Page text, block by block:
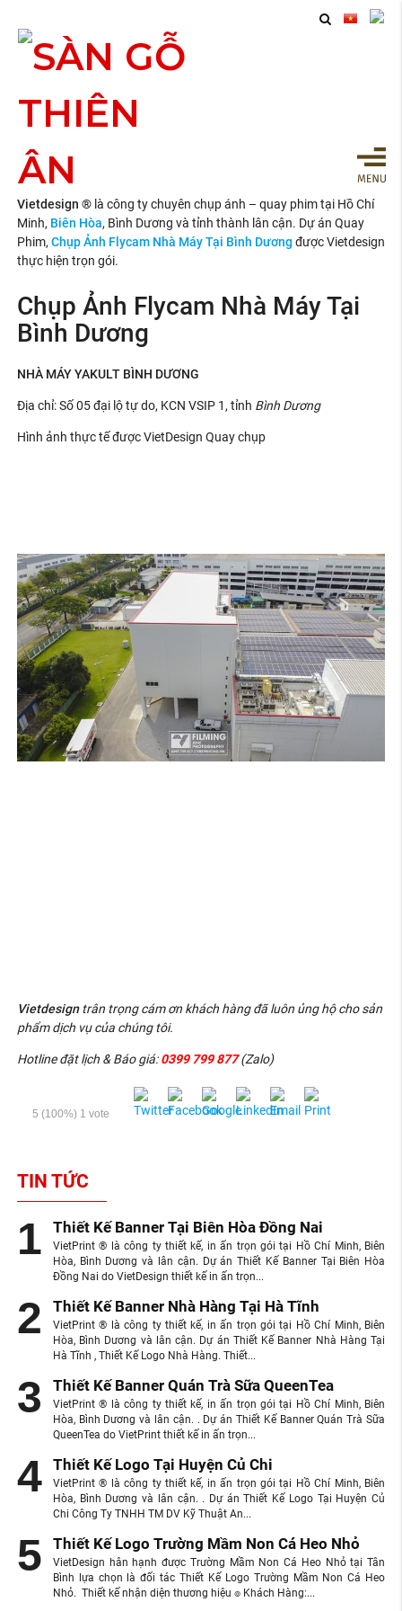
Chụp Ảnh Flycam Nhà
Máy Tại Bình Dương
Vietdesign ®là công ty chuyên chụp ảnh – quay phim tại Hồ Chí
Minh, Biên Hòa, Bình Dương và tỉnh thành lân cận. Dự án Quay
Phim, Chụp Ảnh Flycam Nhà Máy Tại Bình Dương được Vietdesign
thực hiện trọn gói.
Chụp Ảnh Flycam Nhà Máy Tại
Bình Dương
NHÀ MÁY YAKULT BÌNH DƯƠNG
Địa chỉ: Số 05 đại lộ tự do, KCN VSIP 1, tỉnh Bình Dương
Hình ảnh thực tế được VietDesign Quay chụp
Vietdesigntrân trọng cám ơn khách hàng đã luôn ủng hộ cho sản
phẩm dịch vụ của chúng tôi.
Hotline đặt lịch & Báo giá:0399 799 877 (Zalo)
5 (100%) 1 vote
TIN TỨC
Thiết Kế Banner Tại Biên Hòa Đồng Nai
VietPrint ® là công ty thiết kế, in ấn trọn gói tại Hồ Chí Minh, Biên
Hòa, Bình Dương và lân cận. Dự án Thiết Kế Banner Tại Biên Hòa
Đồng Nai do VietDesign thiết kế in ấn trọn...
Thiết Kế Banner Nhà Hàng Tại Hà Tĩnh
VietPrint ® là công ty thiết kế, in ấn trọn gói tại Hồ Chí Minh, Biên
Hòa, Bình Dương và lân cận. Dự án Thiết Kế Banner Nhà Hàng Tại
Hà Tĩnh , Thiết Kế Logo Nhà Hàng. Thiết...
Thiết Kế Banner Quán Trà Sữa QueenTea
VietPrint ® là công ty thiết kế, in ấn trọn gói tại Hồ Chí Minh, Biên
Hòa, Bình Dương và lân cận. . Dự án Thiết Kế Banner Quán Trà Sữa
QueenTea do VietPrint thiết kế in ấn trọn...
Thiết Kế Logo Tại Huyện Củ Chi
VietPrint ® là công ty thiết kế, in ấn trọn gói tại Hồ Chí Minh, Biên
Hòa, Bình Dương và lân cận. . Dự án Thiết Kế Logo Tại Huyện Củ
Chi Công Ty TNHH TM DV Kỹ Thuật An...
Thiết Kế Logo Trường Mầm Non Cá Heo Nhỏ
VietDesign hân hạnh được Trường Mầm Non Cá Heo Nhỏ tại Tân
Bình lựa chọn là đối tác Thiết Kế Logo Trường Mầm Non Cá Heo
Nhỏ. Thiết kế nhận diện thương hiệu ๏ Khách Hàng:...